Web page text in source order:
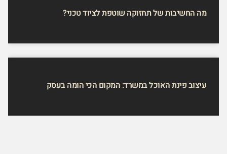
מה החשיבות של תחזוקה שוטפת לציוד טכני?
עיצוב פינת האוכל במשרד: המקום הכי הומה בעסק